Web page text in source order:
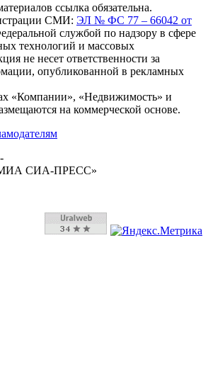
ссылка обязательна.
СМИ: ЭЛ № ФС 77 – 66042 от
службой по надзору в сфере
технологий и массовых
не несет ответственности за
опубликованной в рекламных
«Компании», «Недвижимость» и
на коммерческой основе.
СИА-ПРЕСС»